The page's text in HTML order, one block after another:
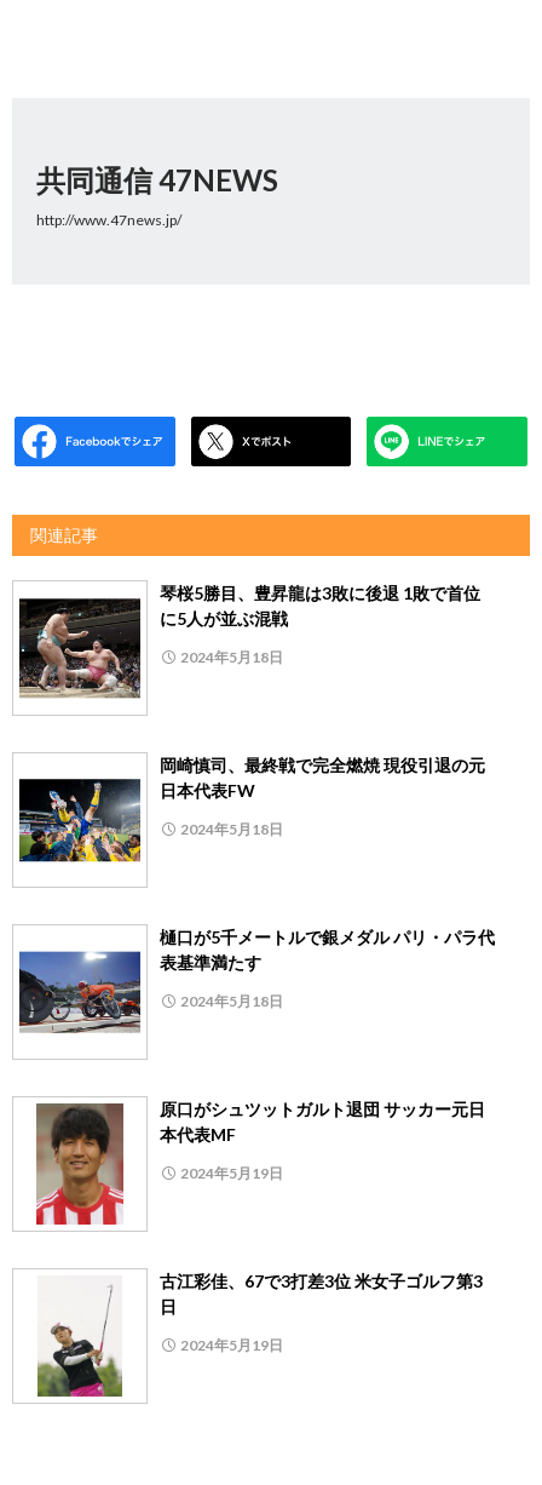
共同通信 47NEWS
http://www.47news.jp/
関連記事
琴桜5勝目、豊昇龍は3敗に後退 1敗で首位
に5人が並ぶ混戦
2024年5月18日
岡崎慎司、最終戦で完全燃焼 現役引退の元
日本代表FW
2024年5月18日
樋口が5千メートルで銀メダル パリ・パラ代
表基準満たす
2024年5月18日
原口がシュツットガルト退団 サッカー元日
本代表MF
2024年5月19日
古江彩佳、67で3打差3位 米女子ゴルフ第3
日
2024年5月19日